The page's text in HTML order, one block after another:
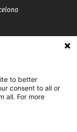
to better
consent to all or
all. For more